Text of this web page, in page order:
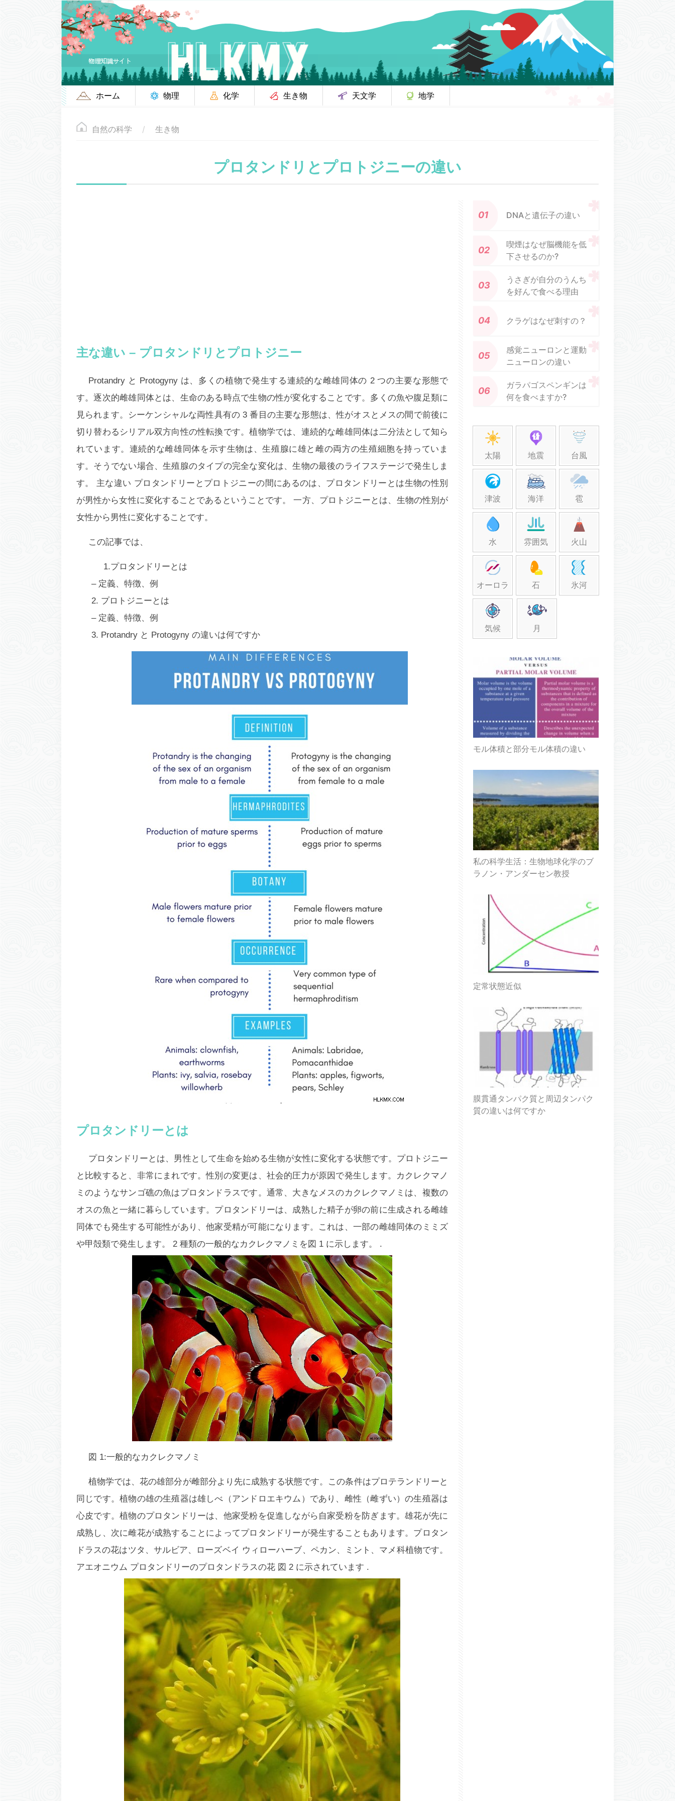
ホーム 物理 化学 生き物 天文学 地学
自然の科学 生き物
プロタンドリとプロトジニーの違い
主な違い – プロタンドリとプロトジニー
Protandry と Protogyny は、多くの植物で発生する連続的な雌雄同体の 2 つの主要な形態で
す。逐次的雌雄同体とは、生命のある時点で生物の性が変化することです。多くの魚や腹足類に
見られます。シーケンシャルな両性具有の 3 番目の主要な形態は、性がオスとメスの間で前後に
切り替わるシリアル双方向性の性転換です。植物学では、連続的な雌雄同体は二分法として知ら
れています。連続的な雌雄同体を示す生物は、生殖腺に雄と雌の両方の生殖細胞を持っていま
す。そうでない場合、生殖腺のタイプの完全な変化は、生物の最後のライフステージで発生しま
す。 主な違い プロタンドリーとプロトジニーの間にあるのは、 プロタンドリーとは生物の性別
が男性から女性に変化すること であるということです。 一方、 プロトジニーとは、生物の性別が
女性から男性に変化することです。
この記事では、
1.プロタンドリーとは
– 定義、特徴、例
2. プロトジニーとは
– 定義、特徴、例
3. Protandry と Protogyny の違いは何ですか
プロタンドリーとは
プロタンドリーとは、男性として生命を始める生物が女性に変化する状態です。プロトジニー
と比較すると、非常にまれです。性別の変更は、社会的圧力が原因で発生します。カクレクマノ
ミのようなサンゴ礁の魚はプロタンドラスです。通常、大きなメスのカクレクマノミは、複数の
オスの魚と一緒に暮らしています。プロタンドリーは、成熟した精子が卵の前に生成される雌雄
同体でも発生する可能性があり、他家受精が可能になります。これは、一部の雌雄同体のミミズ
や甲殻類で発生します。 2 種類の一般的なカクレクマノミを図 1 に示します。 .
図 1:一般的なカクレクマノミ
植物学では、花の雄部分が雌部分より先に成熟する状態です。この条件はプロテランドリーと
同じです。植物の雄の生殖器は雄しべ（アンドロエキウム）であり、雌性（雌ずい）の生殖器は
心皮です。植物のプロタンドリーは、他家受粉を促進しながら自家受粉を防ぎます。雄花が先に
成熟し、次に雌花が成熟することによってプロタンドリーが発生することもあります。プロタン
ドラスの花はツタ、サルビア、ローズベイ ウィローハーブ、ペカン、ミント、マメ科植物です。
アエオニウム プロタンドリーのプロタンドラスの花 図 2 に示されています .
DNAと遺伝子の違い
喫煙はなぜ脳機能を低
下させるのか?
うさぎが自分のうんち
を好んで食べる理由
クラゲはなぜ刺すの？
感覚ニューロンと運動
ニューロンの違い
ガラパゴスペンギンは
何を食べますか?
太陽 地震 台風
津波 海洋 雹
水 雰囲気 火山
オーロラ 石 氷河
気候 月
モル体積と部分モル体積の違い
私の科学生活：生物地球化学のブ
ラノン・アンダーセン教授
定常状態近似
膜貫通タンパク質と周辺タンパク
質の違いは何ですか